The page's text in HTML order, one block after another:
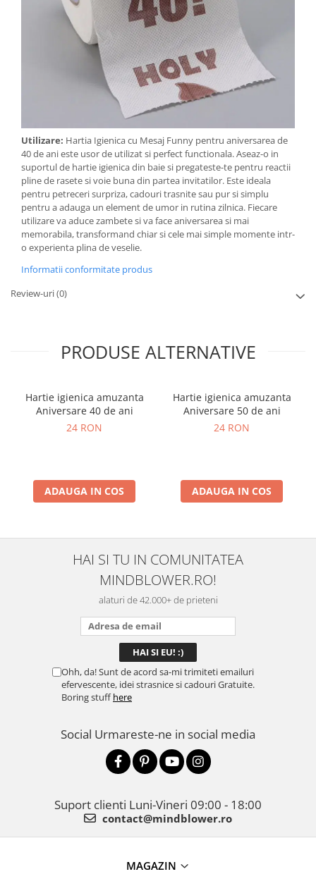
Utilizare: Hartia Igienica cu Mesaj Funny pentru aniversarea de
40 de ani este usor de utilizat si perfect functionala. Aseaz-o in
suportul de hartie igienica din baie si pregateste-te pentru reactii
pline de rasete si voie buna din partea invitatilor. Este ideala
pentru petreceri surpriza, cadouri trasnite sau pur si simplu
pentru a adauga un element de umor in rutina zilnica. Fiecare
utilizare va aduce zambete si va face aniversarea si mai
memorabila, transformand chiar si cele mai simple momente intr-
o experienta plina de veselie.
Informatii conformitate produs
Review-uri(0)
PRODUSE ALTERNATIVE
Hartie igienica amuzanta
Aniversare 40 de ani
24 RON
ADAUGA IN COS
Hartie igienica amuzanta
Aniversare 50 de ani
24 RON
ADAUGA IN COS
HAI SI TU IN COMUNITATEA
MINDBLOWER.RO!
alaturi de 42.000+ de prieteni
Ohh, da! Sunt de acord sa-mi trimiteti emailuri
efervescente, idei strasnice si cadouri Gratuite.
Boring stuffhere
Social Urmareste-ne in social media
Suport clienti Luni-Vineri 09:00 - 18:00
contact@mindblower.ro
MAGAZIN